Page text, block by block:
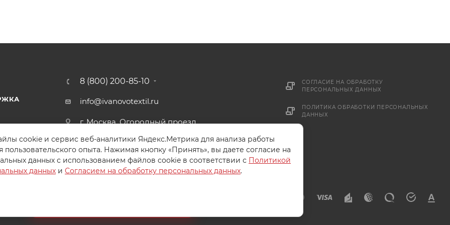
8 (800) 200-85-10
info@ivanovotextil.ru
г. Москва, Огородный проезд,
СОГЛАСИЕ НА ОБРАБОТКУ
ПЕРСОНАЛЬНЫХ ДАННЫХ
ПОЛИТИКА ОБРАБОТКИ ПЕРСОНАЛЬНЫХ
ДАННЫХ
cookie и сервис веб-аналитики Яндекс.Метрика для анализа работы
пользовательского опыта. Нажимая кнопку «Принять», вы даете согласие на
данных с использованием файлов cookie в соответствии с Политикой
данных и Согласием на обработку персональных данных.